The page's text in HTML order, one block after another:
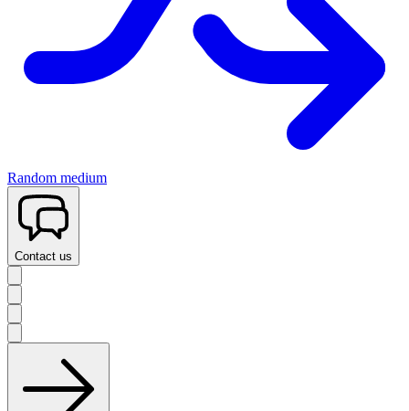
Random medium
Contact us